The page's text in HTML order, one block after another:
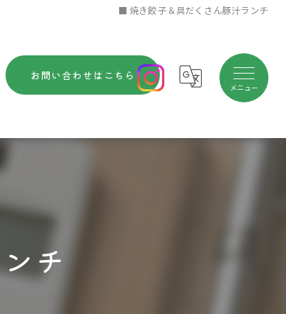
■ 焼き餃子＆具だくさん豚汁ランチ
お問い合わせはこちら
チ